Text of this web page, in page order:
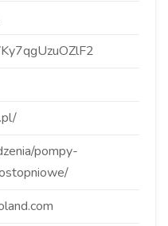
pompy-